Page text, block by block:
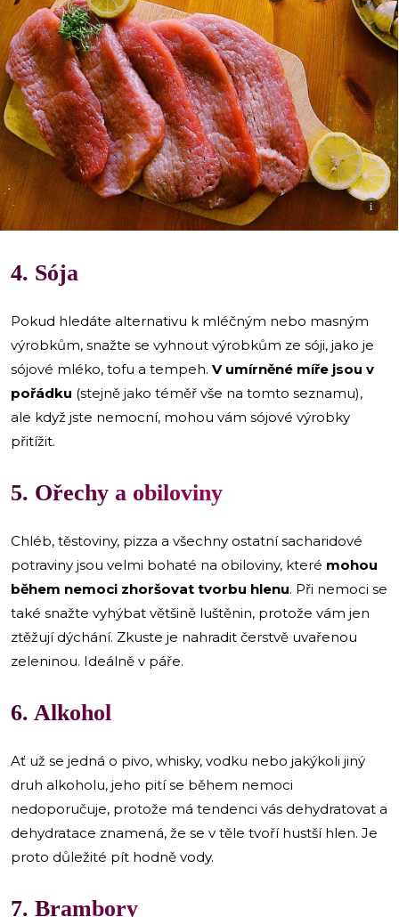
i
4. Sója
Pokud hledáte alternativu k mléčným nebo masným
výrobkům, snažte se vyhnout výrobkům ze sóji, jako je
sójové mléko, tofu a tempeh. V umírněné míře jsou v
pořádku (stejně jako téměř vše na tomto seznamu),
ale když jste nemocní, mohou vám sójové výrobky
přitížit.
5. Ořechy a obiloviny
Chléb, těstoviny, pizza a všechny ostatní sacharidové
potraviny jsou velmi bohaté na obiloviny, které mohou
během nemoci zhoršovat tvorbu hlenu. Při nemoci se
také snažte vyhýbat většině luštěnin, protože vám jen
ztěžují dýchání. Zkuste je nahradit čerstvě uvařenou
zeleninou. Ideálně v páře.
6. Alkohol
Ať už se jedná o pivo, whisky, vodku nebo jakýkoli jiný
druh alkoholu, jeho pití se během nemoci
nedoporučuje, protože má tendenci vás dehydratovat a
dehydratace znamená, že se v těle tvoří hustší hlen. Je
proto důležité pít hodně vody.
7. Brambory